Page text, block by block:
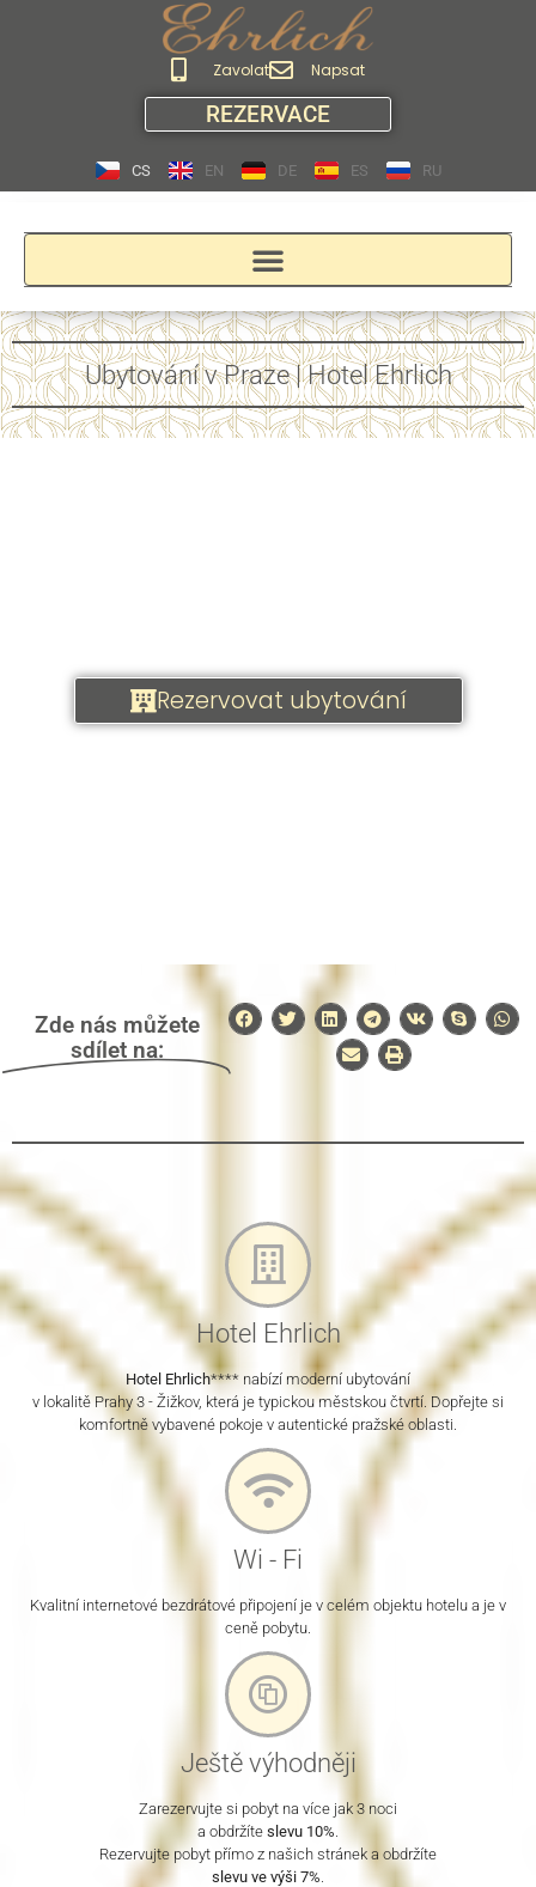
Zavolat Napsat
REZERVACE
CS EN DE ES RU
Ubytování v Praze | Hotel Ehrlich
Rezervovat ubytování
Zde nás můžete
sdílet na:
Hotel Ehrlich
Hotel Ehrlich**** nabízí moderní ubytování
v lokalitě Prahy 3 - Žižkov, která je typickou městskou čtvrtí. Dopřejte si
komfortně vybavené pokoje v autentické pražské oblasti.
Wi - Fi
Kvalitní internetové bezdrátové připojení je v celém objektu hotelu a je v
ceně pobytu.
Ještě výhodněji
Zarezervujte si pobyt na více jak 3 noci
a obdržíte slevu 10%
Rezervujte pobyt přímo z našich stránek a obdržíte
slevu ve výši 7%